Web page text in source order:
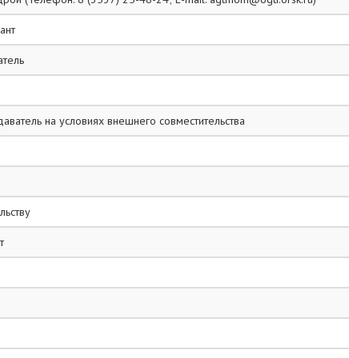
на условиях внешнего совместительства